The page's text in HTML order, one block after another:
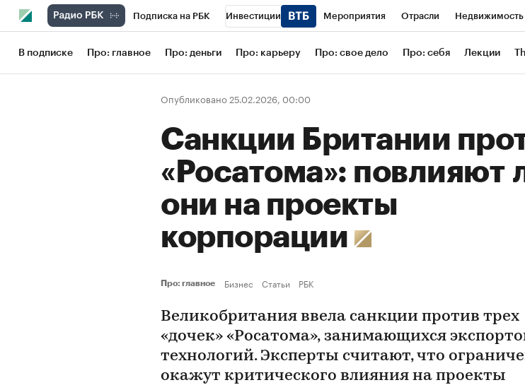
Подписка на РБК Инвестиции Мероприятия Отрасли Недвижимость
Школа управления РБК РБК Образование РБК Life Тренды
Рынок наличной валюты
В подписке Про: главное Про: деньги Про: карьеру Про: свое дело Про: себя Лекции
Опубликовано 25.02.2026, 00:00
Санкции Британии
«Росатома»: повлияют
они на проекты
корпорации
Про: главное Бизнес Статьи РБК
Великобритания ввела санкции против трех
«дочек» «Росатома», занимающихся
технологий. Эксперты считают, что
окажут критического влияния на проекты